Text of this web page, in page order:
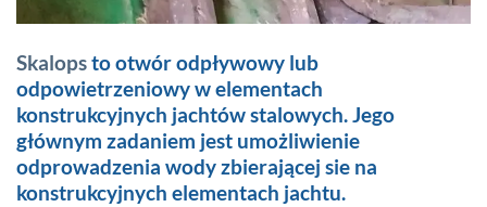
Skalopsto otwór odpływowy lub
odpowietrzeniowy w elementach
konstrukcyjnych jachtów stalowych. Jego
głównym zadaniem jest umożliwienie
odprowadzenia wody zbierającej sie na
konstrukcyjnych elementach jachtu.